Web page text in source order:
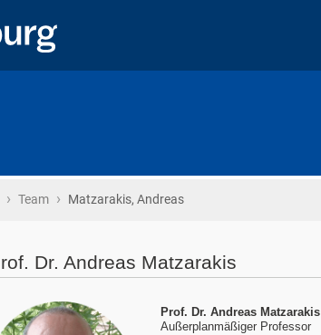
Startseite
› Team › Matzarakis, Andreas
Dr. Andreas Matzarakis
Prof. Dr. Andreas Matzarakis
Außerplanmäßiger Professor